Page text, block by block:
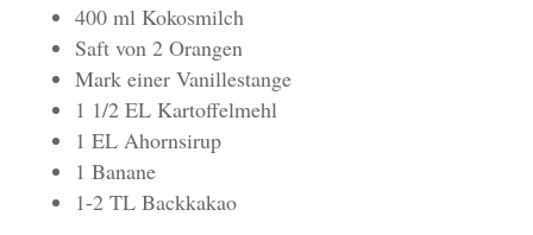
400 ml Kokosmilch
Saft von 2 Orangen
Mark einer Vanillestange
1 1/2 EL Kartoffelmehl
1 EL Ahornsirup
1 Banane
1-2 TL Backkakao